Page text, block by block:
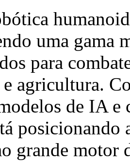
uma gama
para
agricultura.
de IA e
grande motor